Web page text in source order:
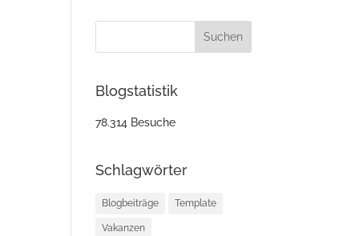
Blogstatistik
78.314 Besuche
Schlagwörter
Blogbeiträge Template
Vakanzen